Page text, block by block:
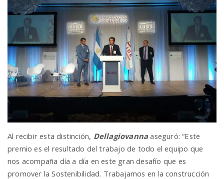
Al recibir esta distinción, Dellagiovanna aseguró: “Este
premio es el resultado del trabajo de todo el equipo que
nos acompaña día a día en este gran desafío que es
promover la Sostenibilidad. Trabajamos en la construcción